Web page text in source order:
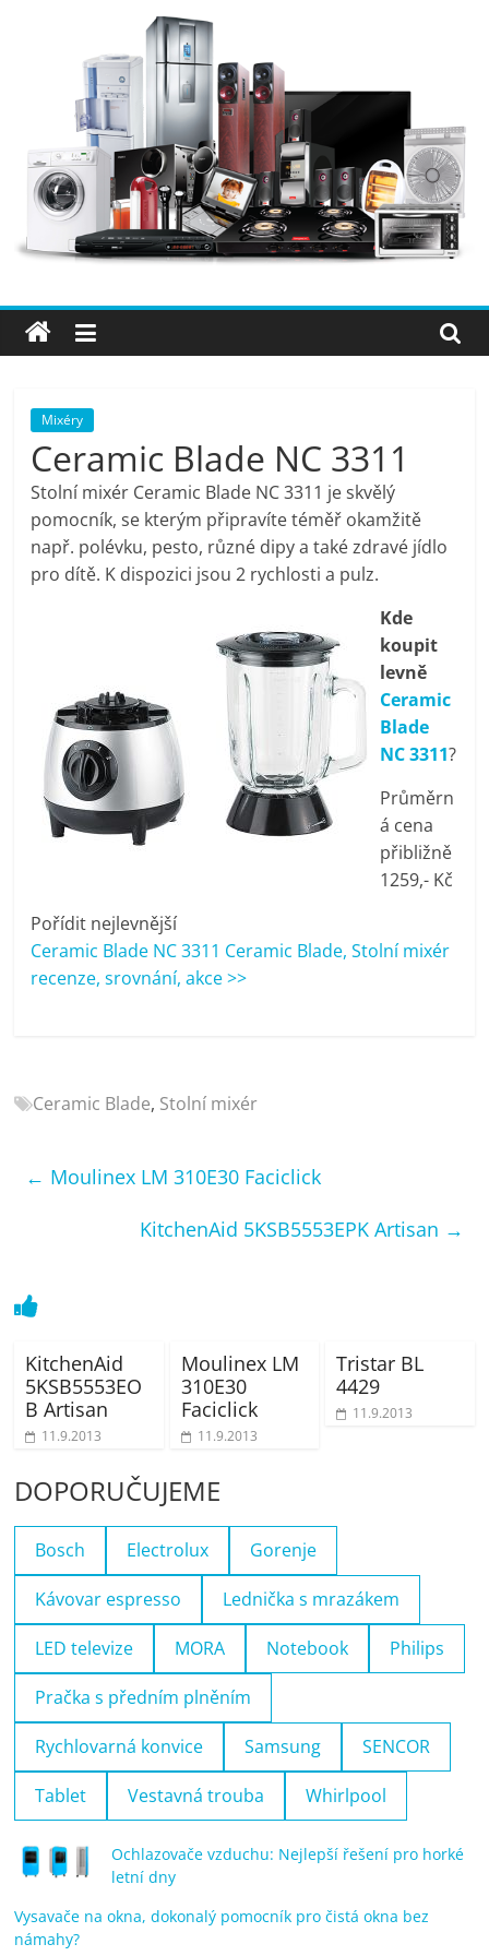
Elektro
OK
–
nejlepší
elektronika
porovnání,
pračky,
televize,
notebooky,
mobilní
telefony,
kávovary,
Nejlepší
elektronika
porovnání
pračky,
mobilní
Mixéry
Ceramic Blade NC 3311
Stolní mixér Ceramic Blade NC 3311 je skvělý
pomocník, se kterým připravíte téměř okamžitě
např. polévku, pesto, různé dipy a také zdravé jídlo
pro dítě. K dispozici jsou 2 rychlosti a pulz.
Kde
koupit
levně
Ceramic
Blade
NC 3311?
Průměrn
á cena
přibližně
1259,- Kč
Pořídit nejlevnější
Ceramic Blade NC 3311 Ceramic Blade, Stolní mixér
recenze, srovnání, akce >>
Ceramic Blade, Stolní mixér
← Moulinex LM 310E30 Faciclick
KitchenAid 5KSB5553EPK Artisan →
KitchenAid
5KSB5553EO
B Artisan
11.9.2013
Moulinex LM
310E30
Faciclick
11.9.2013
Tristar BL
4429
11.9.2013
DOPORUČUJEME
Bosch Electrolux Gorenje
Kávovar espresso Lednička s mrazákem
LED televize MORA Notebook Philips
Pračka s předním plněním
Rychlovarná konvice Samsung SENCOR
Tablet Vestavná trouba Whirlpool
Ochlazovače vzduchu: Nejlepší řešení pro horké
letní dny
Vysavače na okna, dokonalý pomocník pro čistá okna bez
námahy?